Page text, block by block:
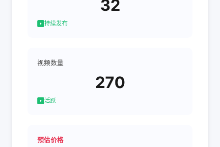
32
持续发布
视频数量
270
活跃
预估价格